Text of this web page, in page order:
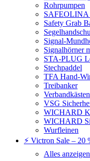
Rohrpumpen
SAFEOLINA
Safety Grab
Signal-
Signalhörner
STA-PLUG
Stechpaddel
TFA Hand-
Treibanker
Verbandkästen
VSG
WICHARD
WICHARD
Wurfleinen
⚡ Victron Sale – 20
Alles